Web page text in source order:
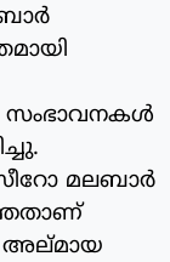
സംഭാവനകള്‍
മലബാര്‍
അല്മായ